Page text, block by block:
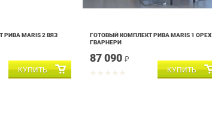
MARIS 2 ВЯЗ
ГОТОВЫЙ КОМПЛЕКТ РИВА MARIS 1 ОРЕХ
ГВАРНЕРИ
87 090 ₽